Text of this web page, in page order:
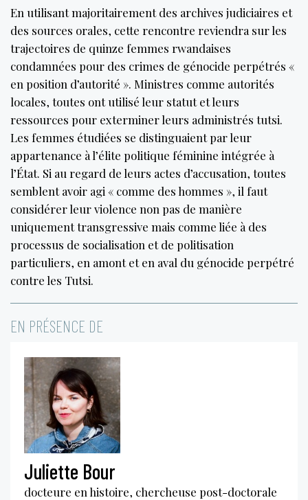
En utilisant majoritairement des archives judiciaires et
des sources orales, cette rencontre reviendra sur les
trajectoires de quinze femmes rwandaises
condamnées pour des crimes de génocide perpétrés «
en position d’autorité ». Ministres comme autorités
locales, toutes ont utilisé leur statut et leurs
ressources pour exterminer leurs administrés tutsi.
Les femmes étudiées se distinguaient par leur
appartenance à l’élite politique féminine intégrée à
l’État. Si au regard de leurs actes d’accusation, toutes
semblent avoir agi « comme des hommes », il faut
considérer leur violence non pas de manière
uniquement transgressive mais comme liée à des
processus de socialisation et de politisation
particuliers, en amont et en aval du génocide perpétré
contre les Tutsi.
EN PRÉSENCE DE
Juliette Bour
docteure en histoire, chercheuse post-doctorale